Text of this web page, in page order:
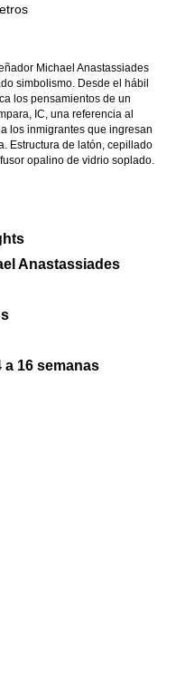
Michael Anastassiades
simbolismo. Desde el hábil
los pensamientos de un
IC, una referencia al
los inmigrantes que ingresan
Estructura de latón, cepillado
opalino de vidrio soplado.
Anastassiades
a 16 semanas